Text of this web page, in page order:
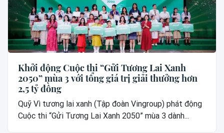
Khởi động Cuộc thi “Gửi Tương Lai Xanh
2050” mùa 3 với tổng giá trị giải thưởng hơn
2,5 tỷ đồng
Quỹ Vì tương lai xanh (Tập đoàn Vingroup) phát động
Cuộc thi “Gửi Tương Lai Xanh 2050” mùa 3 dành...